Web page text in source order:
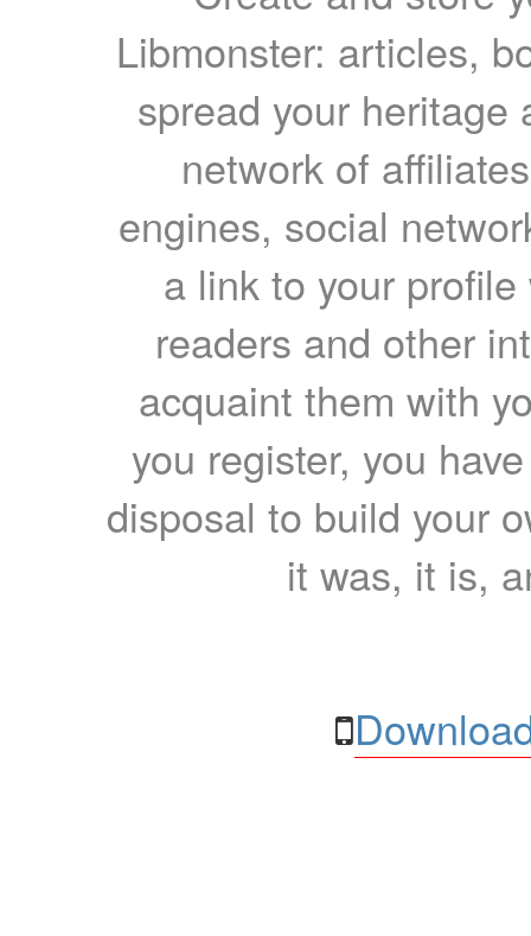
Libmonster: articles,
spread your heritage
network of
engines, social
a link to your
readers and other
acquaint them with
you register, you
disposal to build your
it was, it is,